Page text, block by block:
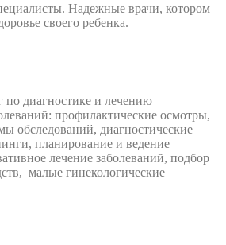
Надежные врачи, котором
своего ребенка.
диагностике и лечению
профилактические осмотры,
обследований, диагностические
планирование и ведение
лечение заболеваний, подбор
малые гинекологические